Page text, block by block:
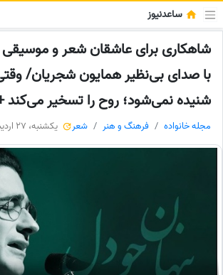
ساعدنیوز
شاهکاری برای عاشقان شعر و موسیقی
با صدای بی‌نظیر همایون شجریان/
شنیده نمی‌شود؛ روح را تسخیر می‌کند
مجله خانواده فرهنگ و هنر شعر یکشنبه، 27 اردیبهشت 1405